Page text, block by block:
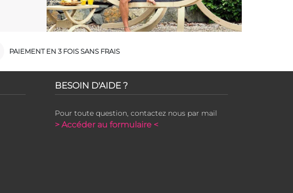
PAIEMENT EN 3 FOIS SANS FRAIS
BESOIN D'AIDE ?
Pour toute question, contactez nous par mail
> Accéder au formulaire <